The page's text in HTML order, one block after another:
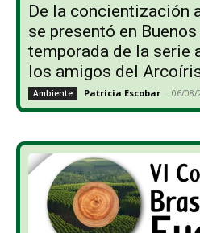
De la concientización
se presentó en
temporada de la serie
los amigos del
Ambiente Patricia Escobar - 06/08/